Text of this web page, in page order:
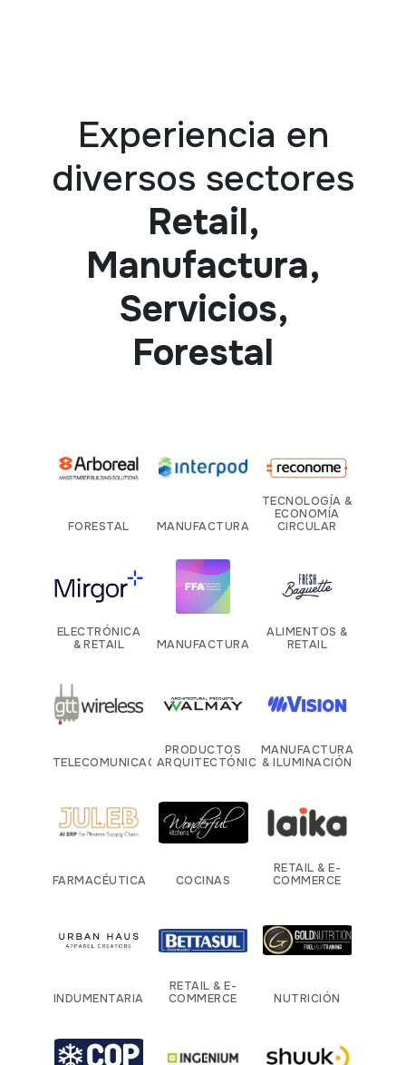
Experiencia en
diversos sectores
Retail,
Manufactura,
Servicios,
Forestal
FORESTAL MANUFACTURA
TECNOLOGÍA &
ECONOMÍA
CIRCULAR
ELECTRÓNICA
& RETAIL
MANUFACTURA
ALIMENTOS &
RETAIL
TELECOMUNICACIONES
PRODUCTOS
ARQUITECTÓNICOS
MANUFACTURA
& ILUMINACIÓN
FARMACÉUTICA COCINAS
RETAIL & E-
COMMERCE
INDUMENTARIA
RETAIL & E-
COMMERCE
NUTRICIÓN